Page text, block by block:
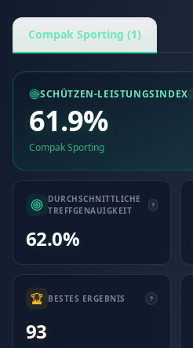
Compak Sporting (1)
SCHÜTZEN-LEISTUNGSINDEX
61.9%
Compak Sporting
DURCHSCHNITTLICHE
TREFFGENAUIGKEIT
62.0%
BESTES ERGEBNIS
93